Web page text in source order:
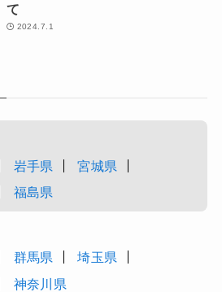
て
2024.7.1
岩手県
宮城県
福島県
群馬県
埼玉県
神奈川県